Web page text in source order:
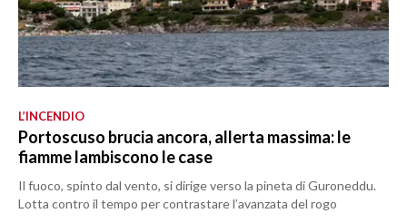
L’INCENDIO
Portoscuso brucia ancora, allerta massima: le
fiamme lambiscono le case
Il fuoco, spinto dal vento, si dirige verso la pineta di Guroneddu.
Lotta contro il tempo per contrastare l’avanzata del rogo